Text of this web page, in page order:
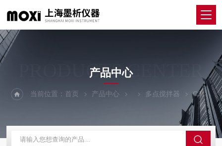
PRODUCTS CENTER
产品中心
当前位置：首页 产品中心 多点搅拌器 CJB-S-5D型2022款 五点磁力搅拌器